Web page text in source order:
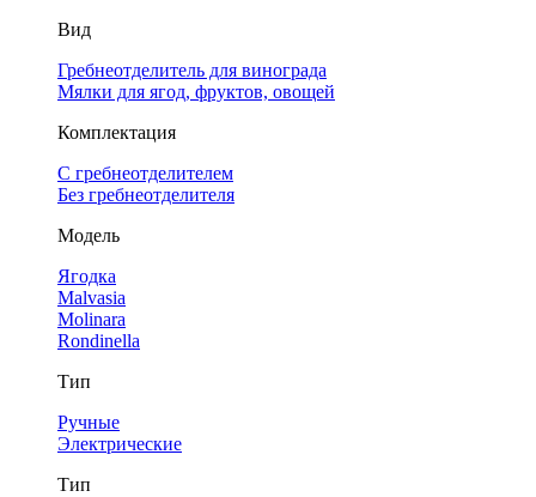
Вид
Гребнеотделитель для винограда
Мялки для ягод, фруктов, овощей
Комплектация
С гребнеотделителем
Без гребнеотделителя
Модель
Ягодка
Malvasia
Molinara
Rondinella
Тип
Ручные
Электрические
Тип